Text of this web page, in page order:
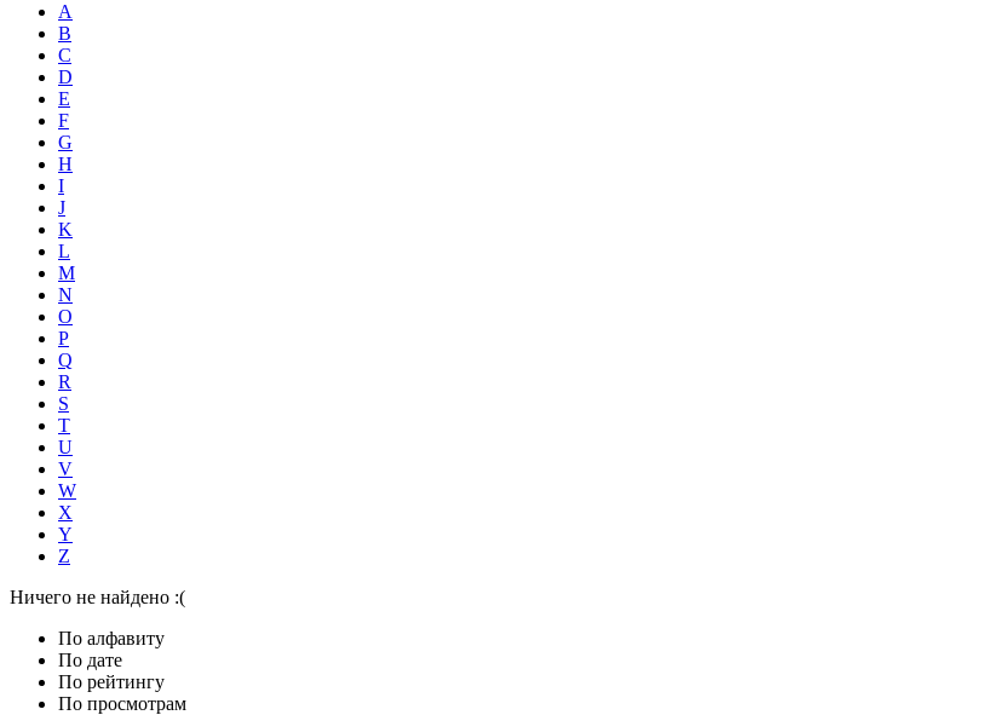
A
B
C
D
E
F
G
H
I
J
K
L
M
N
O
P
Q
R
S
T
U
V
W
X
Y
Z
Ничего не найдено :(
По алфавиту
По дате
По рейтингу
По просмотрам